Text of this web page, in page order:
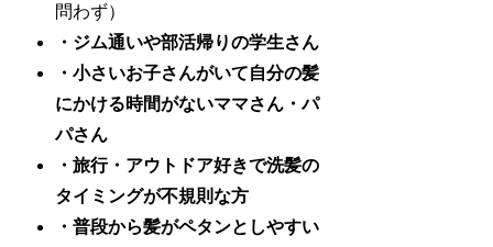
問わず）
・ジム通いや部活帰りの学生さん
・小さいお子さんがいて自分の髪
にかける時間がないママさん・パ
パさん
・旅行・アウトドア好きで洗髪の
タイミングが不規則な方
・普段から髪がペタンとしやすい